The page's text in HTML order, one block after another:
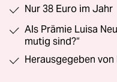
Nur 38 Euro im Jahr
Als Prämie Luisa
mutig sind?“
Herausgegeben von